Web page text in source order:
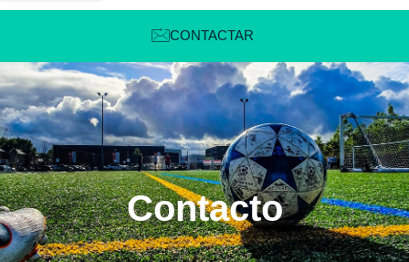
CONTACTAR
Contacto